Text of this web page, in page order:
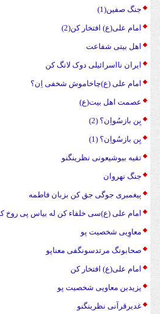
جنگ صفین(1)
امام علی(ع) افتخار کن(2)
اهل بیتی شفاعت
ایران نااسرائیلی دوک لانگ کن
امام علی (ع)چاخاموش شخفی اِن؟
عصمت اهل بیت(ع)
بِن بازسُواِن؟ (2)
بِن بازسُواِن؟ (1)
تقیه بیوشیعونی نظرینگنو
جنگ نهروان
پیغمبری جوگی جق کن بزبان فاطمه
امام علی (ع)سی خلفاء کن له بیاس پی روخ
معاوِیی شخصیت پو
صحابونگ مرتدسونگفی معناپو
امام علی(ع) افتخار کن
یزیدبن معاویی شخصیت پو
غدیرقرآنی نظرینگنو